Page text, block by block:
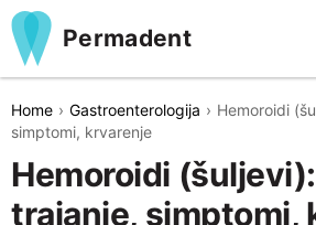
Permadent
Home Gastroenterologija
Hemoroidi
simptomi, krvarenje
Hemoroidi
trajanje, simptomi,